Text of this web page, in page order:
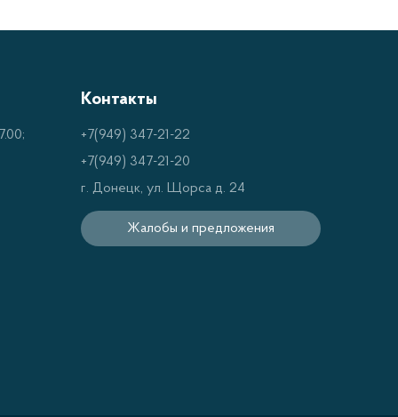
Контакты
+7(949) 347-21-22
+7(949) 347-21-20
г. Донецк, ул. Щорса д. 24
Жалобы и предложения